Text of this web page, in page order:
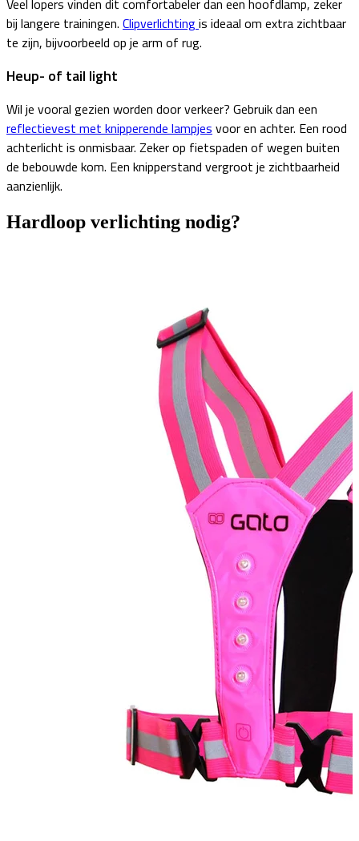
bij langere trainingen. Clipverlichtingis ideaal om extra zichtbaar
te zijn, bijvoorbeeld op je arm of rug.
Heup- of tail light
Wil je vooral gezien worden door verkeer? Gebruik dan een
reflectievest met knipperende lampjes voor en achter. Een rood
achterlicht is onmisbaar. Zeker op fietspaden of wegen buiten
de bebouwde kom. Een knipperstand vergroot je zichtbaarheid
aanzienlijk.
Hardloop verlichting nodig?